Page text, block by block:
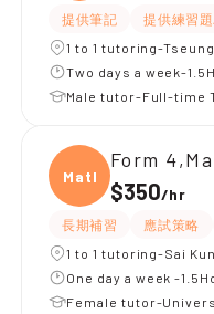
提供筆記 提供練習
1 to 1 tutoring-Tseung
Two days a week-
Male tutor-Full-time
Maths
Form
$350/hr
長期補習 應試策略
1 to 1 tutoring-Sai
One day a week -
Female tutor-